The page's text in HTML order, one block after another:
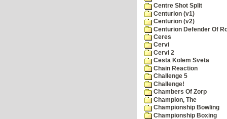
Centre Shot Split
Centurion (v1)
Centurion (v2)
Centurion Defender Of
Ceres
Cervi
Cervi 2
Cesta Kolem Sveta
Chain Reaction
Challenge 5
Challenge!
Chambers Of Zorp
Champion, The
Championship Bowling
Championship Boxing